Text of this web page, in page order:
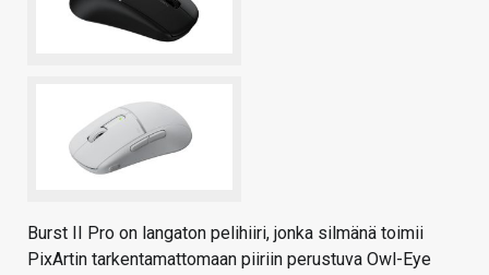
Burst II Pro on langaton pelihiiri, jonka silmänä toimii
PixArtin tarkentamattomaan piiriin perustuva Owl-Eye